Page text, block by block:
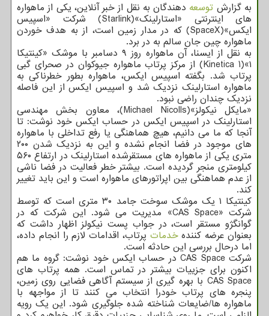
به گزارش توسعه دهندگان به نقل از خبر آنلاین، یکی از ماهواره
های اینترنتی «استارلینک»(Starlink) شرکت «اسپیس
ایکس»(SpaceX) که در مدار زمین است، از به هدف خوردن
ماهواره چین جان سالم به در برد.
به نقل از ایسنا، آن ماهواره روز ۹ دسامبر با موشک «کینتیکا
۱»(Kinetica 1) از مرکز پرتاب ماهواره جیوکوان در صحرای گبی
پرتاب شد. بگفته اسپیس ایکس، ماهواره بطور خطرناکی به
ماهواره استارلینک نزدیک شد و اسپیس ایکس از این فاصله
نزدیک چندان راضی نبود.
«مایکل نیکولز»(Michael Nicolls)، معاون بخش مهندسی
استارلینک در اسپیس ایکس در حساب ایکس خود نوشت: تا
آنجا که ما می دانیم، هیچ هماهنگی یا رفع تداخلی با ماهواره
های موجود در فضا انجام نشده و این به نزدیک شدن ۲۰۰
متری یکی از ماهواره های مستقرشده استارلینک در ارتفاع ۵۶۰
کیلومتری منجر گردیده است. بیشتر خطر فعالیت در فضا ناشی
از عدم هماهنگی بین اپراتورهای ماهواره است و این باید تغییر
کند.
کینتیکا ۱ یک موشک سوخت جامد ۳۰ متری است که توسط
شرکت «CAS Space» مدیریت می شود. این شرکت که در
گوانگژو مستقر است، در جواب پست نیکولز اظهار داشت که
بعنوان عرضه کنندهخدمات پرتاب، اقدامات لازم را انجام داده،
اما درحال بررسی این حادثه است.
شرکت CAS Space در حساب ایکس خود نوشت: گروه ما هم
اکنون برای جزییات بیشتر در تماس است. همه پرتاب های
CAS Space با بهره گیری از سیستم آگاهی فضایی روی زمین،
پنجره های پرتاب خودرا انتخاب می کنند تا از مواجهه با
ماهواره ها/ضایعات شناخته شده جلوگیری شود. این یک رویه